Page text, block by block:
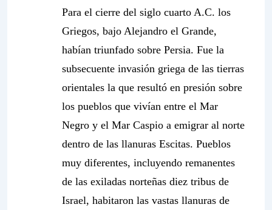
Para el cierre del siglo cuarto A.C. los
Griegos, bajo Alejandro el Grande,
habían triunfado sobre Persia. Fue la
subsecuente invasión griega de las tierras
orientales la que resultó en presión sobre
los pueblos que vivían entre el Mar
Negro y el Mar Caspio a emigrar al norte
dentro de las llanuras Escitas. Pueblos
muy diferentes, incluyendo remanentes
de las exiladas norteñas diez tribus de
Israel, habitaron las vastas llanuras de